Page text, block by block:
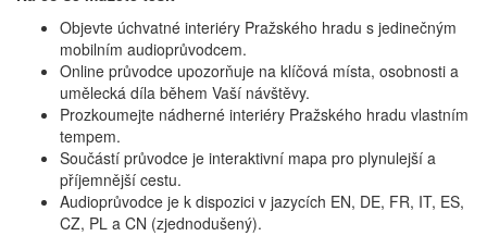
Objevte úchvatné interiéry Pražského hradu s jedinečným
mobilním audioprůvodcem.
Online průvodce upozorňuje na klíčová místa, osobnosti a
umělecká díla během Vaší návštěvy.
Prozkoumejte nádherné interiéry Pražského hradu vlastním
tempem.
Součástí průvodce je interaktivní mapa pro plynulejší a
příjemnější cestu.
Audioprůvodce je k dispozici v jazycích EN, DE, FR, IT, ES,
CZ, PL a CN (zjednodušený).